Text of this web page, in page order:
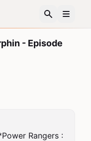
- Episode
Rangers :